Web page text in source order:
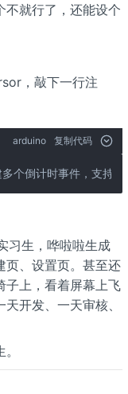
不就行了，还能设个
，敲下一行注
arduino 复制代码
个倒计时事件，支持付
习生，哗啦啦生成
页、设置页。甚至还
子上，看着屏幕上飞
开发、一天审核、